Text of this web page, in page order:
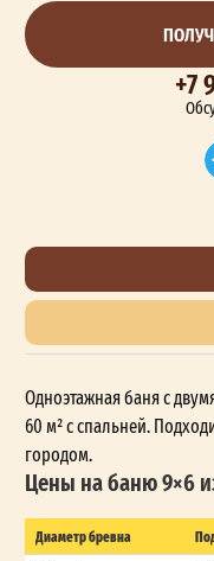
+7
Одноэтажная баня с
60 м² с спальней.
городом.
Цены на баню 9×6
Диаметр бревна